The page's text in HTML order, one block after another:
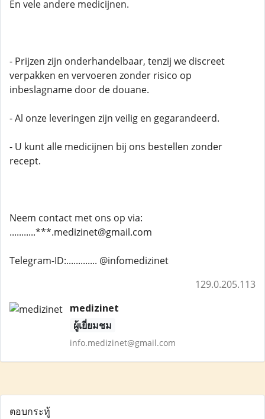
En vele andere medicijnen.
- Prijzen zijn onderhandelbaar, tenzij we discreet
verpakken en vervoeren zonder risico op
inbeslagname door de douane.
- Al onze leveringen zijn veilig en gegarandeerd.
- U kunt alle medicijnen bij ons bestellen zonder
recept.
Neem contact met ons op via:
...........***.medizinet@gmail.com
Telegram-ID:............. @infomedizinet
129.0.205.113
medizinet
ผู้เยี่ยมชม
info.medizinet@gmail.com
ตอบกระทู้